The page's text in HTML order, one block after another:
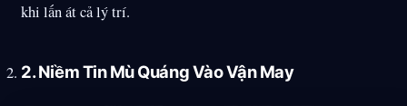
khi lấn át cả lý trí.
2. Niềm Tin Mù Quáng Vào Vận May